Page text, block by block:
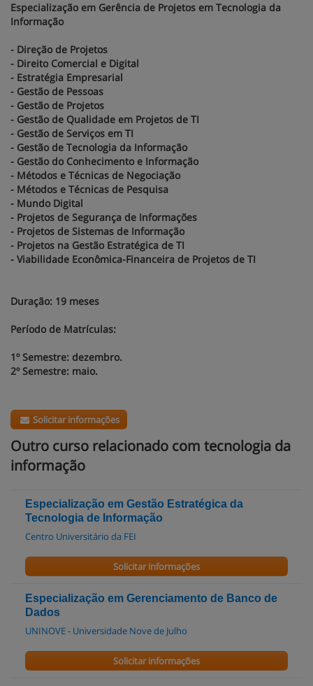
Especialização em Gerência de Projetos em Tecnologia da
Informação
- Direção de Projetos
- Direito Comercial e Digital
- Estratégia Empresarial
- Gestão de Pessoas
- Gestão de Projetos
- Gestão de Qualidade em Projetos de TI
- Gestão de Serviços em TI
- Gestão de Tecnologia da Informação
- Gestão do Conhecimento e Informação
- Métodos e Técnicas de Negociação
- Métodos e Técnicas de Pesquisa
- Mundo Digital
- Projetos de Segurança de Informações
- Projetos de Sistemas de Informação
- Projetos na Gestão Estratégica de TI
- Viabilidade Econômica-Financeira de Projetos de TI
Duração: 19 meses
Período de Matrículas:
1º Semestre: dezembro.
2º Semestre: maio.
Solicitar informações
Outro curso relacionado com tecnologia da
informação
Especialização em Gestão Estratégica da
Tecnologia de Informação
Centro Universitário da FEI
Solicitar informações
Especialização em Gerenciamento de Banco de
Dados
UNINOVE - Universidade Nove de Julho
Solicitar informações